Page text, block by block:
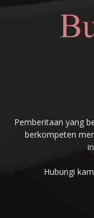
Pemberitaan yang
berkompeten
Hubungi